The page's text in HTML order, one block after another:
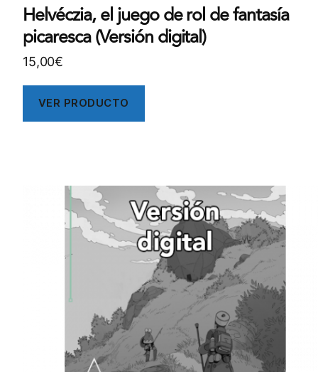
Helvéczia, el juego de rol de fantasía
picaresca (Versión digital)
15,00€
VER PRODUCTO